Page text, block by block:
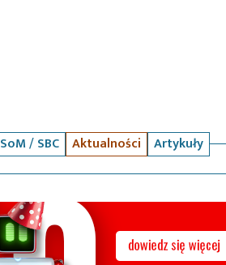
SoM / SBC Aktualności
Artykuły